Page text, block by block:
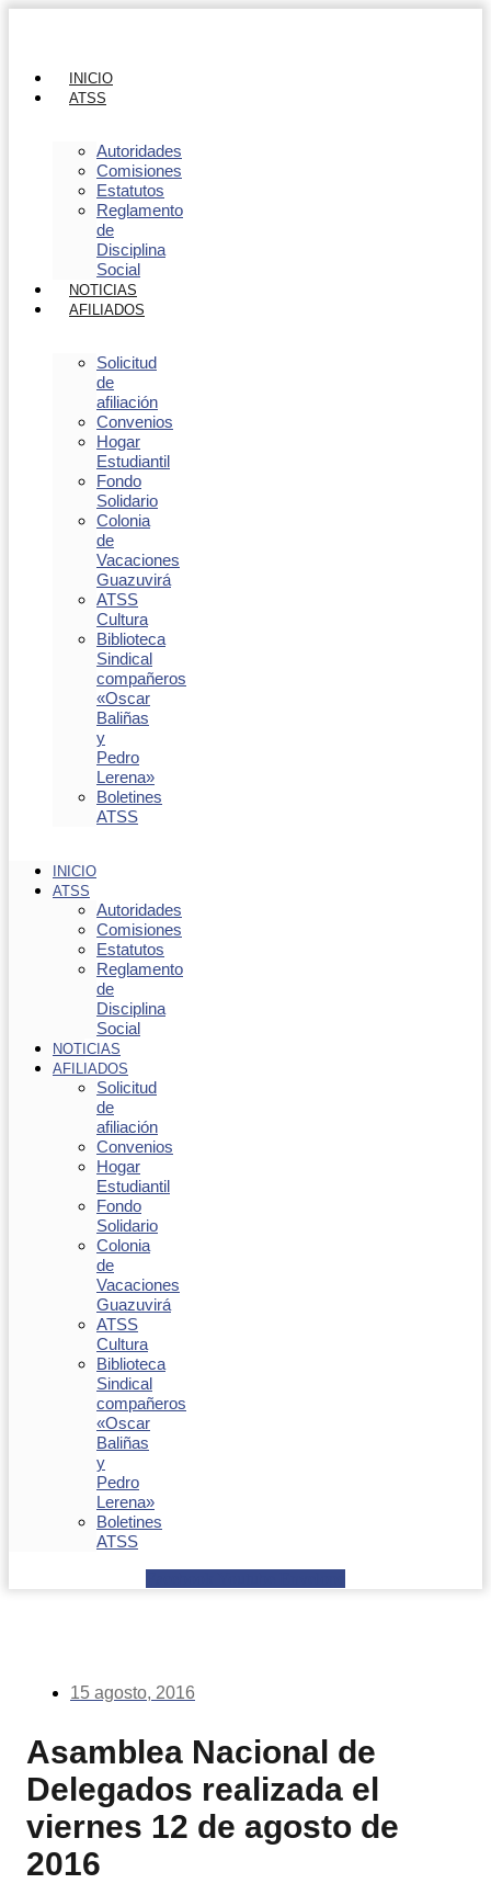
INICIO
ATSS
Autoridades
Comisiones
Estatutos
Reglamento
de
Disciplina
Social
NOTICIAS
AFILIADOS
Solicitud
de
afiliación
Convenios
Hogar
Estudiantil
Fondo
Solidario
Colonia
de
Vacaciones
Guazuvirá
ATSS
Cultura
Biblioteca
Sindical
compañeros
«Oscar
Baliñas
y
Pedro
Lerena»
Boletines
ATSS
INICIO
ATSS
Autoridades
Comisiones
Estatutos
Reglamento
de
Disciplina
Social
NOTICIAS
AFILIADOS
Solicitud
de
afiliación
Convenios
Hogar
Estudiantil
Fondo
Solidario
Colonia
de
Vacaciones
Guazuvirá
ATSS
Cultura
Biblioteca
Sindical
compañeros
«Oscar
Baliñas
y
Pedro
Lerena»
Boletines
ATSS
15 agosto, 2016
Asamblea Nacional de
Delegados realizada el
viernes 12 de agosto de
2016